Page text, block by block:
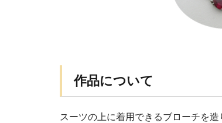
作品について
スーツの上に着用できるブローチを